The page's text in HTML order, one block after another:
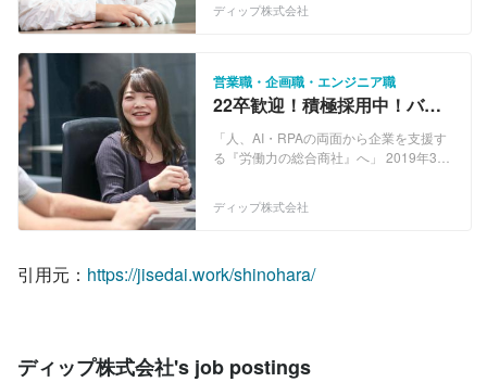
ンとして掲げました。 日本では、今後の
は、AI・RPAに置き換わると言われてい
ます。 これまで我々は、労働力の問題
を、"人を募集し採用する"という面から
解決・改善してきました。しかし、これ
からは、従来の事業ドメインを拡大
人材採用の支援に加え、AI・RPA を活用
諸課題の解決にさらに貢献してまいりま
ディップ株式会社
営業職・企画職・エンジニア職
22卒歓迎！積極採用中！バイ
トルの会社で新卒1年目から希
望の職種で働こう！
「人、AI・RPAの両面から企業を支援す
る『労働力の総合商社』へ」 2019年3
ました。 日本では、今後の人口減少・高
置き換わると言われています。 これまで
company"へと進化することにより、求
ディップ株式会社
引用元： https://jisedai.work/shinohara/
ディップ株式会社's job postings